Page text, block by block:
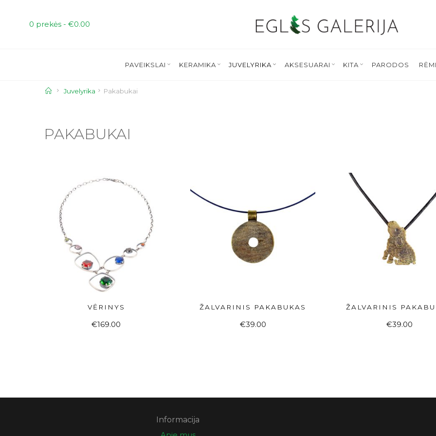
0 prekės - €0.00
PAVEIKSLAI KERAMIKA JUVELYRIKA AKSESUARAI KITA PARODOS
Home
Juvelyrika Pakabukai
PAKABUKAI
Į KREPŠELĮ
VĖRINYS
€169.00
Į KREPŠELĮ
ŽALVARINIS PAKABUKAS
€39.00
Į KREPŠELĮ
ŽALVARINIS
€39.00
Informacija